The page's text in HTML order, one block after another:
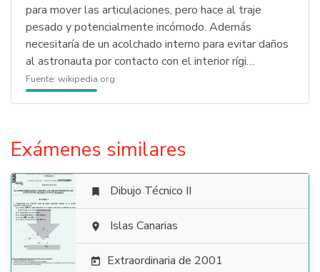
para mover las articulaciones, pero hace al traje
pesado y potencialmente incómodo. Además
necesitaría de un acolchado interno para evitar daños
al astronauta por contacto con el interior rígi…
Fuente: wikipedia.org
Exámenes similares

 Dibujo Técnico II
 Islas Canarias
 Extraordinaria de 2001